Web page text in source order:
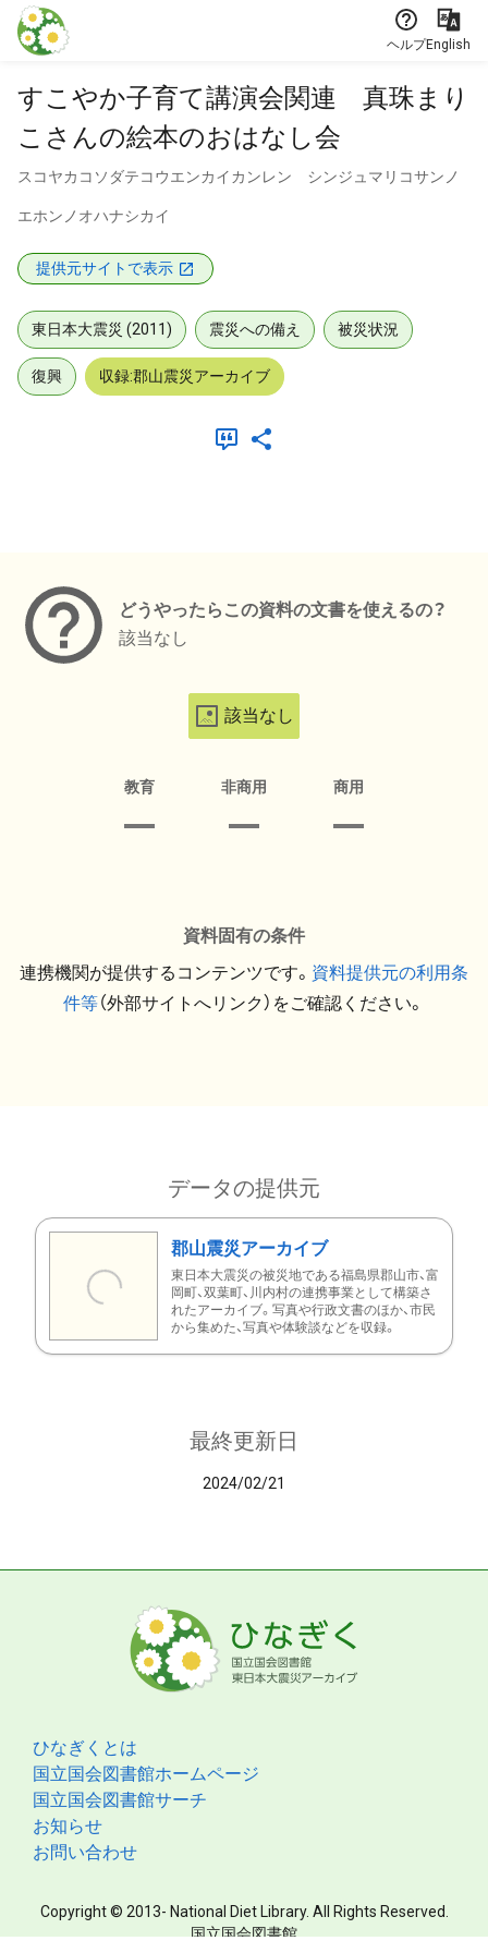
本文に飛ぶ
ヘルプEnglish
すこやか子育て講演会関連 真珠まり
こさんの絵本のおはなし会
スコヤカコソダテコウエンカイカンレン シンジュマリコサンノ
エホンノオハナシカイ
提供元サイトで表示
東日本大震災 (2011) 震災への備え 被災状況
復興 収録:郡山震災アーカイブ
どうやったらこの資料の文書を使えるの？
該当なし
該当なし
教育 非商用 商用
資料固有の条件
連携機関が提供するコンテンツです。 資料提供元の利用条
件等（外部サイトへリンク）をご確認ください。
データの提供元
郡山震災アーカイブ
東日本大震災の被災地である福島県郡山市、富
岡町、双葉町、川内村の連携事業として構築さ
れたアーカイブ。写真や行政文書のほか、市民
から集めた、写真や体験談などを収録。
最終更新日
2024/02/21
ひなぎくとは
国立国会図書館ホームページ
国立国会図書館サーチ
お知らせ
お問い合わせ
Copyright © 2013- National Diet Library. All Rights Reserved.